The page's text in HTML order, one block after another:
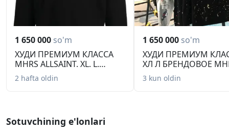
1 650 000 so'm
ХУДИ ПРЕМИУМ КЛАССА
MHRS ALLSAINT. XL. L.
Брендово...
2 hafta oldin
1 650 000 so'm
ХУДИ ПРЕМИУМ
ХЛ Л БРЕНДОВОЕ
Такура д...
3 kun oldin
Sotuvchining e'lonlari